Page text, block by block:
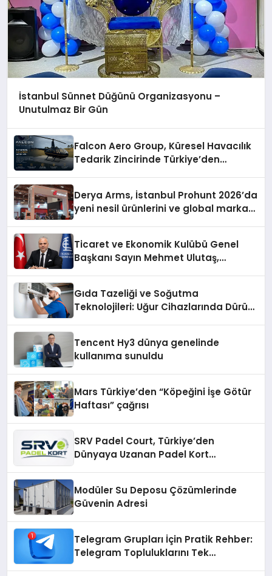
İstanbul Sünnet Düğünü Organizasyonu –
Unutulmaz Bir Gün
Falcon Aero Group, Küresel Havacılık
Tedarik Zincirinde Türkiye’den
Derya Arms, İstanbul Prohunt 2026’da
yeni nesil ürünlerini ve global marka
Ticaret ve Ekonomik Kulübü Genel
Başkanı Sayın Mehmet Ulutaş,
Gıda Tazeliği ve Soğutma
Teknolojileri: Uğur Cihazlarında Dürüst
Tencent Hy3 dünya genelinde
kullanıma sunuldu
Mars Türkiye’den “Köpeğini İşe Götür
Haftası” çağrısı
SRV Padel Court, Türkiye’den
Dünyaya Uzanan Padel Kort
Modüler Su Deposu Çözümlerinde
Güvenin Adresi
Telegram Grupları İçin Pratik Rehber:
Telegram Topluluklarını Tek